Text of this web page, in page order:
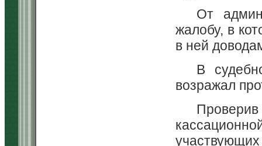
От
жалобу, в
в ней
В
возражал